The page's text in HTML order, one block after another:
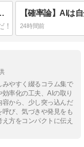
理解して10実行してくれるfable5の魅力
24時間前
みやすく綴るコラム集で
率化の工夫、AIの取り
から、少し突っ込んだ
び、気づきや発見をも
方をコンパクトに伝え